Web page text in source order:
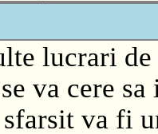
lucrari
va cere
va fi